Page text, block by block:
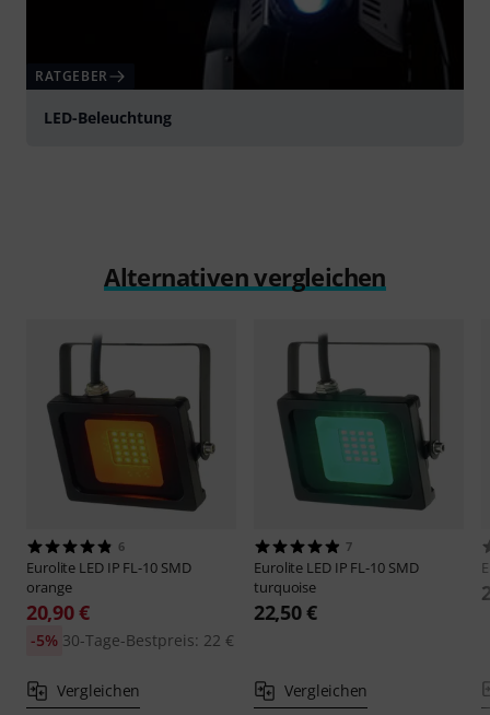
RATGEBER
LED-Beleuchtung
Alternativen vergleichen
6
Eurolite LED IP FL-10 SMD
orange
20,90 €
30-Tage-Bestpreis: 22 €
-5%
Vergleichen
7
Eurolite LED IP FL-10 SMD
turquoise
22,50 €
Vergleichen